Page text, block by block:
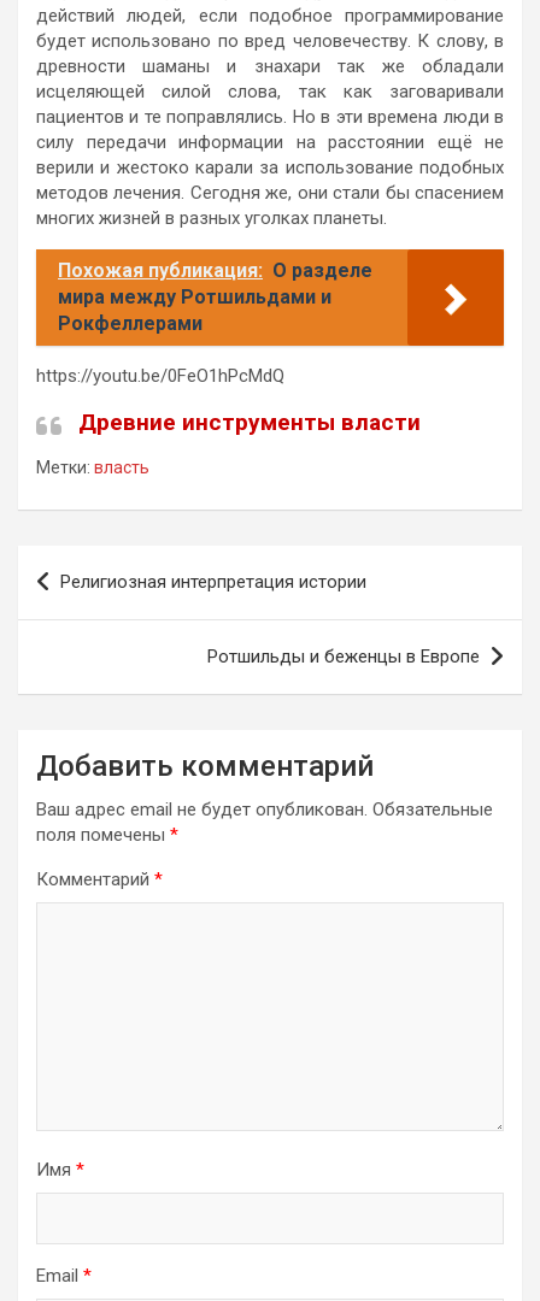
действий людей, если подобное программирование
будет использовано по вред человечеству. К слову, в
древности шаманы и знахари так же обладали
исцеляющей силой слова, так как заговаривали
пациентов и те поправлялись. Но в эти времена люди в
силу передачи информации на расстоянии ещё не
верили и жестоко карали за использование подобных
методов лечения. Сегодня же, они стали бы спасением
многих жизней в разных уголках планеты.
Похожая публикация: О разделе
мира между Ротшильдами и
Рокфеллерами
https://youtu.be/0FeO1hPcMdQ
Древние инструменты власти
Метки: власть
Навигация
по
Религиозная интерпретация истории
Ротшильды и беженцы в Европе
Добавить комментарий
Ваш адрес email не будет опубликован. Обязательные
поля помечены *
Комментарий *
Имя *
Email *